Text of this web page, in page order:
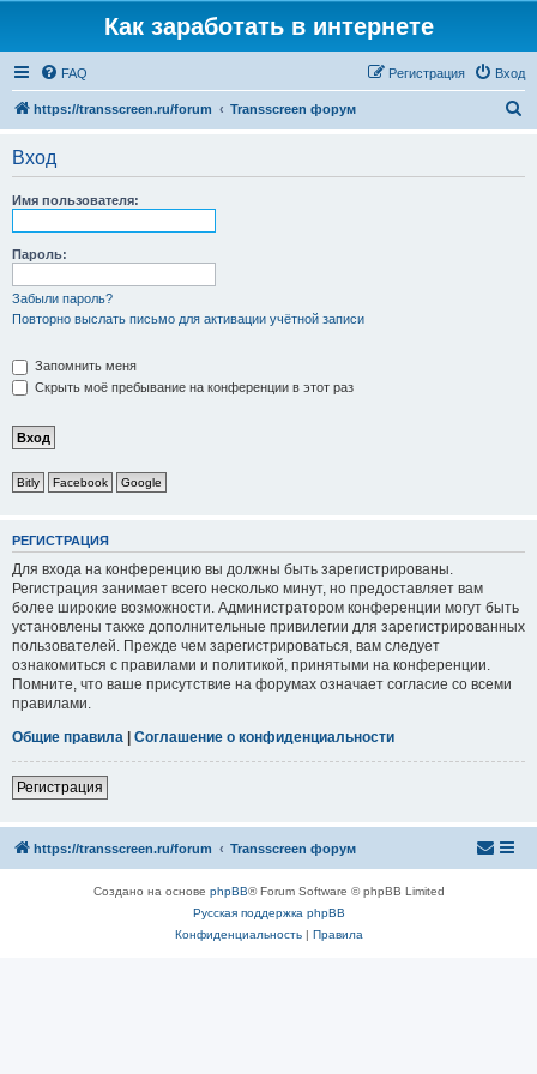
Как заработать в интернете
FAQ Вход
Регистрация
https://transscreen.ru/forum Transscreen форум
Вход
Имя пользователя:
Пароль:
Забыли пароль?
Повторно выслать письмо для активации учётной записи
Запомнить меня
Скрыть моё пребывание на конференции в этот раз
Bitly Facebook Google
РЕГИСТРАЦИЯ
Для входа на конференцию вы должны быть зарегистрированы.
Регистрация занимает всего несколько минут, но предоставляет вам
более широкие возможности. Администратором конференции могут быть
установлены также дополнительные привилегии для зарегистрированных
пользователей. Прежде чем зарегистрироваться, вам следует
ознакомиться с правилами и политикой, принятыми на конференции.
Помните, что ваше присутствие на форумах означает согласие со всеми
правилами.
Общие правила | Соглашение о конфиденциальности
Регистрация
https://transscreen.ru/forum Transscreen форум
Создано на основе phpBB® Forum Software © phpBB Limited
Русская поддержка phpBB
Конфиденциальность| Правила